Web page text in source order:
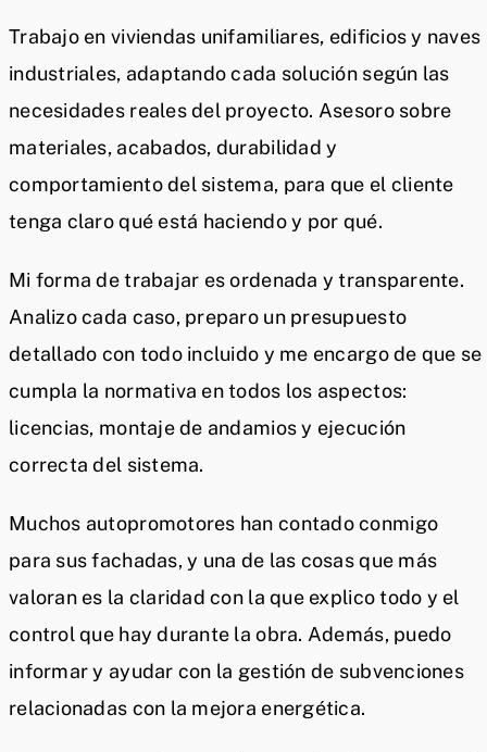
Trabajo en viviendas unifamiliares, edificios y naves
industriales, adaptando cada solución según las
necesidades reales del proyecto. Asesoro sobre
materiales, acabados, durabilidad y
comportamiento del sistema, para que el cliente
tenga claro qué está haciendo y por qué.
Mi forma de trabajar es ordenada y transparente.
Analizo cada caso, preparo un presupuesto
detallado con todo incluido y me encargo de que se
cumpla la normativa en todos los aspectos:
licencias, montaje de andamios y ejecución
correcta del sistema.
Muchos autopromotores han contado conmigo
para sus fachadas, y una de las cosas que más
valoran es la claridad con la que explico todo y el
control que hay durante la obra. Además, puedo
informar y ayudar con la gestión de subvenciones
relacionadas con la mejora energética.